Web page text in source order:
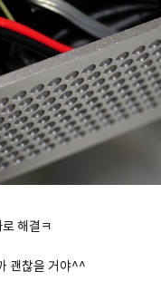
해결ㅋ
괜찮을 거야^^